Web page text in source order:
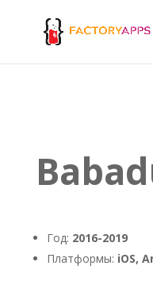
Год: 2016-2019
Платформы: iOS,